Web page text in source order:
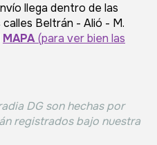
llega dentro de las
Beltrán - Alió - M.
MAPA(para ver bien las
DG son hechas por
registrados bajo nuestra